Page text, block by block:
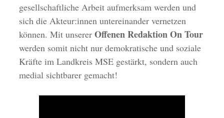
gesellschaftliche Arbeit aufmerksam werden und
sich die Akteur:innen untereinander vernetzen
können. Mit unserer Offenen Redaktion On Tour
werden somit nicht nur demokratische und soziale
Kräfte im Landkreis MSE gestärkt, sondern auch
medial sichtbarer gemacht!